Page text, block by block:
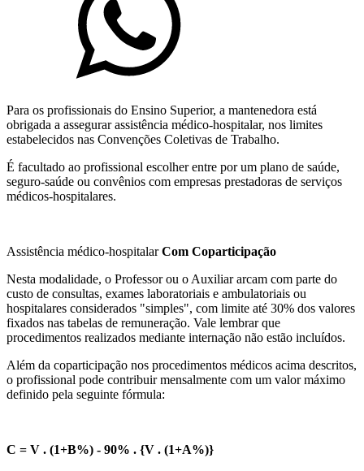
Para os profissionais do Ensino Superior, a mantenedora está
obrigada a assegurar assistência médico-hospitalar, nos limites
estabelecidos nas Convenções Coletivas de Trabalho.
É facultado ao profissional escolher entre por um plano de saúde,
seguro-saúde ou convênios com empresas prestadoras de serviços
médicos-hospitalares.
Assistência médico-hospitalarCom Coparticipação
Nesta modalidade, o Professor ou o Auxiliar arcam com parte do
custo de consultas, exames laboratoriais e ambulatoriais ou
hospitalares considerados "simples", com limite até 30% dos valores
fixados nas tabelas de remuneração. Vale lembrar que
procedimentos realizados mediante internação não estão incluídos.
Além da coparticipação nos procedimentos médicos acima descritos,
o profissional pode contribuir mensalmente com um valor máximo
definido pela seguinte fórmula:
C = V . (1+B%) - 90% . {V . (1+A%)}